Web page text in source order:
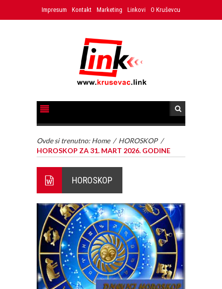
Impresum Kontakt Marketing Linkovi O Kruševcu
Ovde si trenutno: Home / HOROSKOP /
HOROSKOP ZA 31. MART 2026. GODINE
HOROSKOP